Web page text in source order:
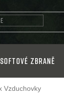
zbraně
Vzduchovky